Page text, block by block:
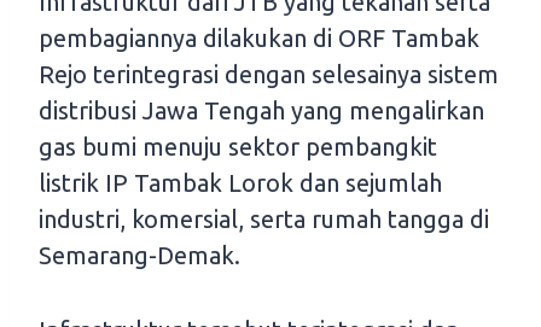
pembagiannya dilakukan di ORF Tambak
Rejo terintegrasi dengan selesainya sistem
distribusi Jawa Tengah yang mengalirkan
gas bumi menuju sektor pembangkit
listrik IP Tambak Lorok dan sejumlah
industri, komersial, serta rumah tangga di
Semarang-Demak.